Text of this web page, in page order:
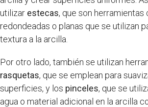
utilizar estecas, que son herramientas
redondeadas o planas que se utilizan
textura a la arcilla.
Por otro lado, también se utilizan
rasquetas, que se emplean para
superficies, y los pinceles, que se
agua o material adicional en la arcilla